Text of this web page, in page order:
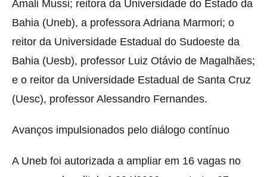
Amali Mussi; reitora da Universidade do Estado da
Bahia (Uneb), a professora Adriana Marmori; o
reitor da Universidade Estadual do Sudoeste da
Bahia (Uesb), professor Luiz Otávio de Magalhães;
e o reitor da Universidade Estadual de Santa Cruz
(Uesc), professor Alessandro Fernandes.
Avanços impulsionados pelo diálogo contínuo
A Uneb foi autorizada a ampliar em 16 vagas no